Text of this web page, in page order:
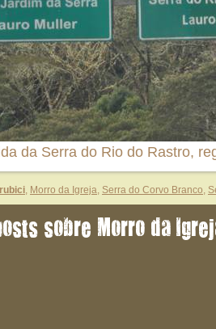
da Serra do Rio do Rastro,
, Morro da Igreja, Serra do Corvo Branco,
sobre Morro da